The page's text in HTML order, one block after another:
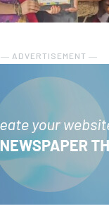
― ADVERTISEMENT ―